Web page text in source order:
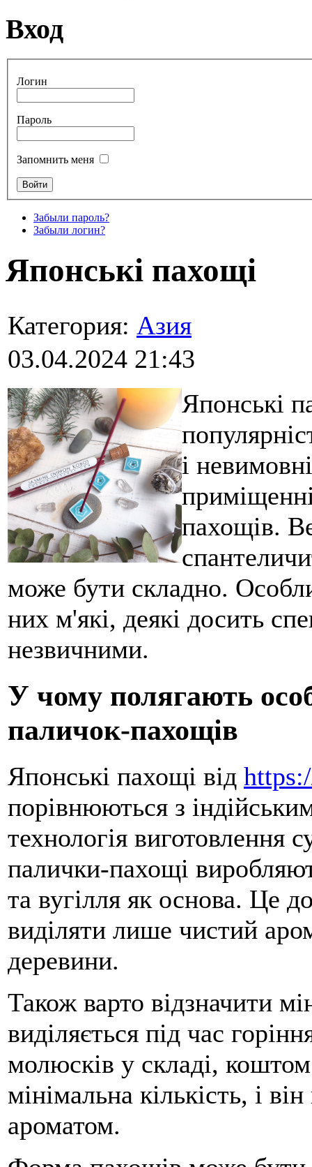
Вход
Логин
Пароль
Запомнить меня
Забыли пароль?
Забыли логин?
Японські пахощі
Категория: Азия
03.04.2024 21:43
Японські
і
пахощів.
може бути складно.
них м'які, деякі досить
незвичними.
У чому полягають
паличок-пахощів
Японські пахощі від
порівнюються з
технологія виготовлення
палички-пахощі
та вугілля як основа. Це
виділяти лише чистий
деревини.
Також варто відзначити
виділяється під час
молюсків у складі,
мінімальна кількість, і
ароматом.